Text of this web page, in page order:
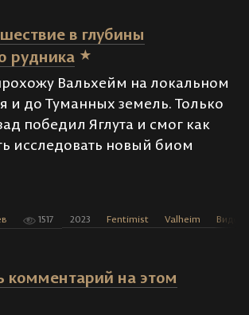
в глубины
рудника
Вальхейм на локальном
и до Туманных земель. Только
победил Яглута и смог как
исследовать новый биом
1517 2023 Fentimist Valheim Видео
комментарий на этом